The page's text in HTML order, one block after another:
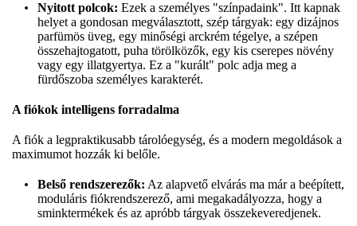
Nyitott polcok: Ezek a személyes "színpadaink". Itt kapnak
helyet a gondosan megválasztott, szép tárgyak: egy dizájnos
parfümös üveg, egy minőségi arckrém tégelye, a szépen
összehajtogatott, puha törölközők, egy kis cserepes növény
vagy egy illatgyertya. Ez a "kurált" polc adja meg a
fürdőszoba személyes karakterét.
A fiókok intelligens forradalma
A fiók a legpraktikusabb tárolóegység, és a modern megoldások a
maximumot hozzák ki belőle.
Belső rendszerezők: Az alapvető elvárás ma már a beépített,
moduláris fiókrendszerező, ami megakadályozza, hogy a
sminktermékek és az apróbb tárgyak összekeveredjenek.